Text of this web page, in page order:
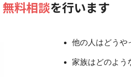
無料相談を行います
他の人はどうや
家族はどのよう